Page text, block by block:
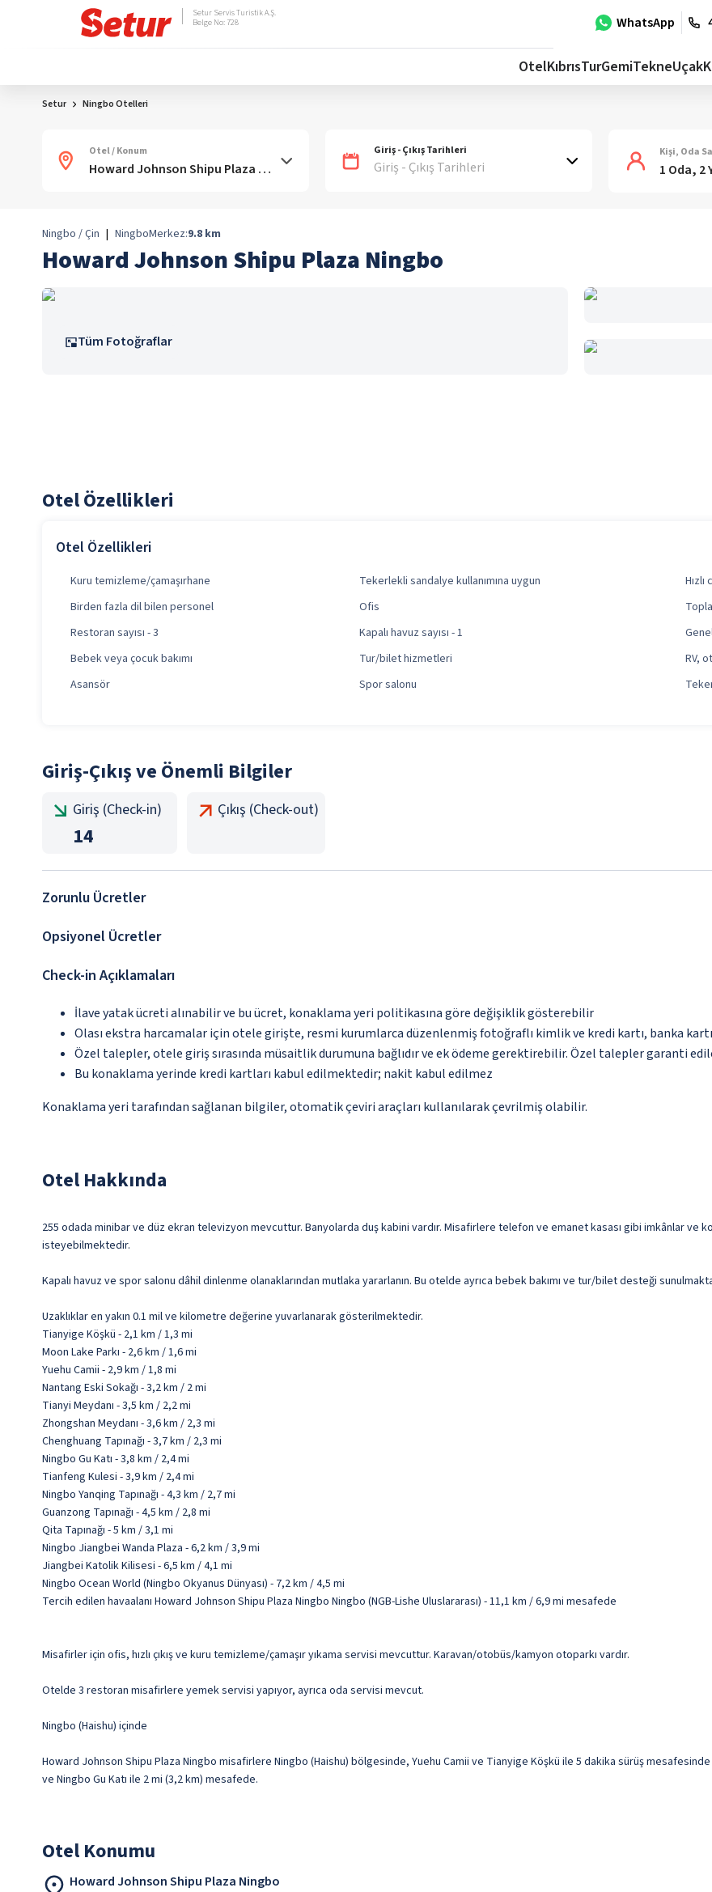
WhatsApp
Setur Servis Turistik A.Ş.
Belge No: 728
OtelKıbrısTurGemiTekneUçak
Setur Ningbo Otelleri
Otel / Konum Giriş - Çıkış Tarihleri
Giriş - Çıkış Tarihleri
Kişi, Oda
1 Oda, 2
Ningbo / Çin | NingboMerkez:9.8 km
Howard Johnson Shipu Plaza Ningbo
Tüm Fotoğraflar
Otel Özellikleri
Otel Özellikleri
Kuru temizleme/çamaşırhane Tekerlekli sandalye kullanımına uygun
Birden fazla dil bilen personel
Ofis
Restoran sayısı - 3
Kapalı havuz sayısı - 1
Bebek veya çocuk bakımı
Tur/bilet hizmetleri
RV,
Asansör
Spor salonu
Giriş-Çıkış ve Önemli Bilgiler
Giriş (Check-in)
14
Çıkış (Check-out)
Zorunlu Ücretler
Opsiyonel Ücretler
Check-in Açıklamaları
İlave yatak ücreti alınabilir ve bu ücret, konaklama yeri politikasına göre değişiklik gösterebilir
Olası ekstra harcamalar için otele girişte, resmi kurumlarca düzenlenmiş fotoğraflı kimlik ve kredi kartı, banka
Özel talepler, otele giriş sırasında müsaitlik durumuna bağlıdır ve ek ödeme gerektirebilir. Özel talepler garanti
Bu konaklama yerinde kredi kartları kabul edilmektedir; nakit kabul edilmez
Konaklama yeri tarafından sağlanan bilgiler, otomatik çeviri araçları kullanılarak çevrilmiş olabilir.
Otel Hakkında
255 odada minibar ve düz ekran televizyon mevcuttur. Banyolarda duş kabini vardır. Misafirlere telefon ve emanet kasası gibi imkânlar ve
isteyebilmektedir.
Kapalı havuz ve spor salonu dâhil dinlenme olanaklarından mutlaka yararlanın. Bu otelde ayrıca bebek bakımı ve tur/bilet desteği
Uzaklıklar en yakın 0.1 mil ve kilometre değerine yuvarlanarak gösterilmektedir.
Tianyige Köşkü - 2,1 km / 1,3 mi
Moon Lake Parkı - 2,6 km / 1,6 mi
Yuehu Camii - 2,9 km / 1,8 mi
Nantang Eski Sokağı - 3,2 km / 2 mi
Tianyi Meydanı - 3,5 km / 2,2 mi
Zhongshan Meydanı - 3,6 km / 2,3 mi
Chenghuang Tapınağı - 3,7 km / 2,3 mi
Ningbo Gu Katı - 3,8 km / 2,4 mi
Tianfeng Kulesi - 3,9 km / 2,4 mi
Ningbo Yanqing Tapınağı - 4,3 km / 2,7 mi
Guanzong Tapınağı - 4,5 km / 2,8 mi
Qita Tapınağı - 5 km / 3,1 mi
Ningbo Jiangbei Wanda Plaza - 6,2 km / 3,9 mi
Jiangbei Katolik Kilisesi - 6,5 km / 4,1 mi
Ningbo Ocean World (Ningbo Okyanus Dünyası) - 7,2 km / 4,5 mi
Tercih edilen havaalanı Howard Johnson Shipu Plaza Ningbo Ningbo (NGB-Lishe Uluslararası) - 11,1 km / 6,9 mi mesafede
Misafirler için ofis, hızlı çıkış ve kuru temizleme/çamaşır yıkama servisi mevcuttur. Karavan/otobüs/kamyon otoparkı vardır.
Otelde 3 restoran misafirlere yemek servisi yapıyor, ayrıca oda servisi mevcut.
Ningbo (Haishu) içinde
Howard Johnson Shipu Plaza Ningbo misafirlere Ningbo (Haishu) bölgesinde, Yuehu Camii ve Tianyige Köşkü ile 5 dakika sürüş mesafesinde
ve Ningbo Gu Katı ile 2 mi (3,2 km) mesafede.
Otel Konumu
Howard Johnson Shipu Plaza Ningbo